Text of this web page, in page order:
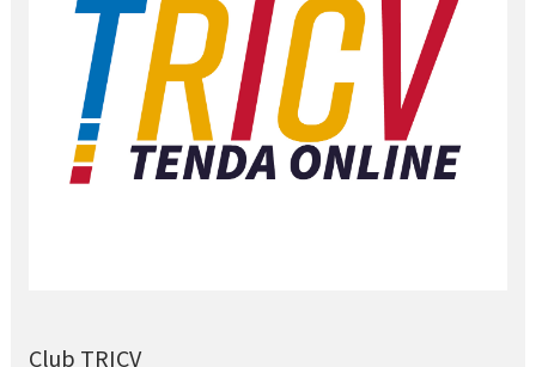
Club TRICV